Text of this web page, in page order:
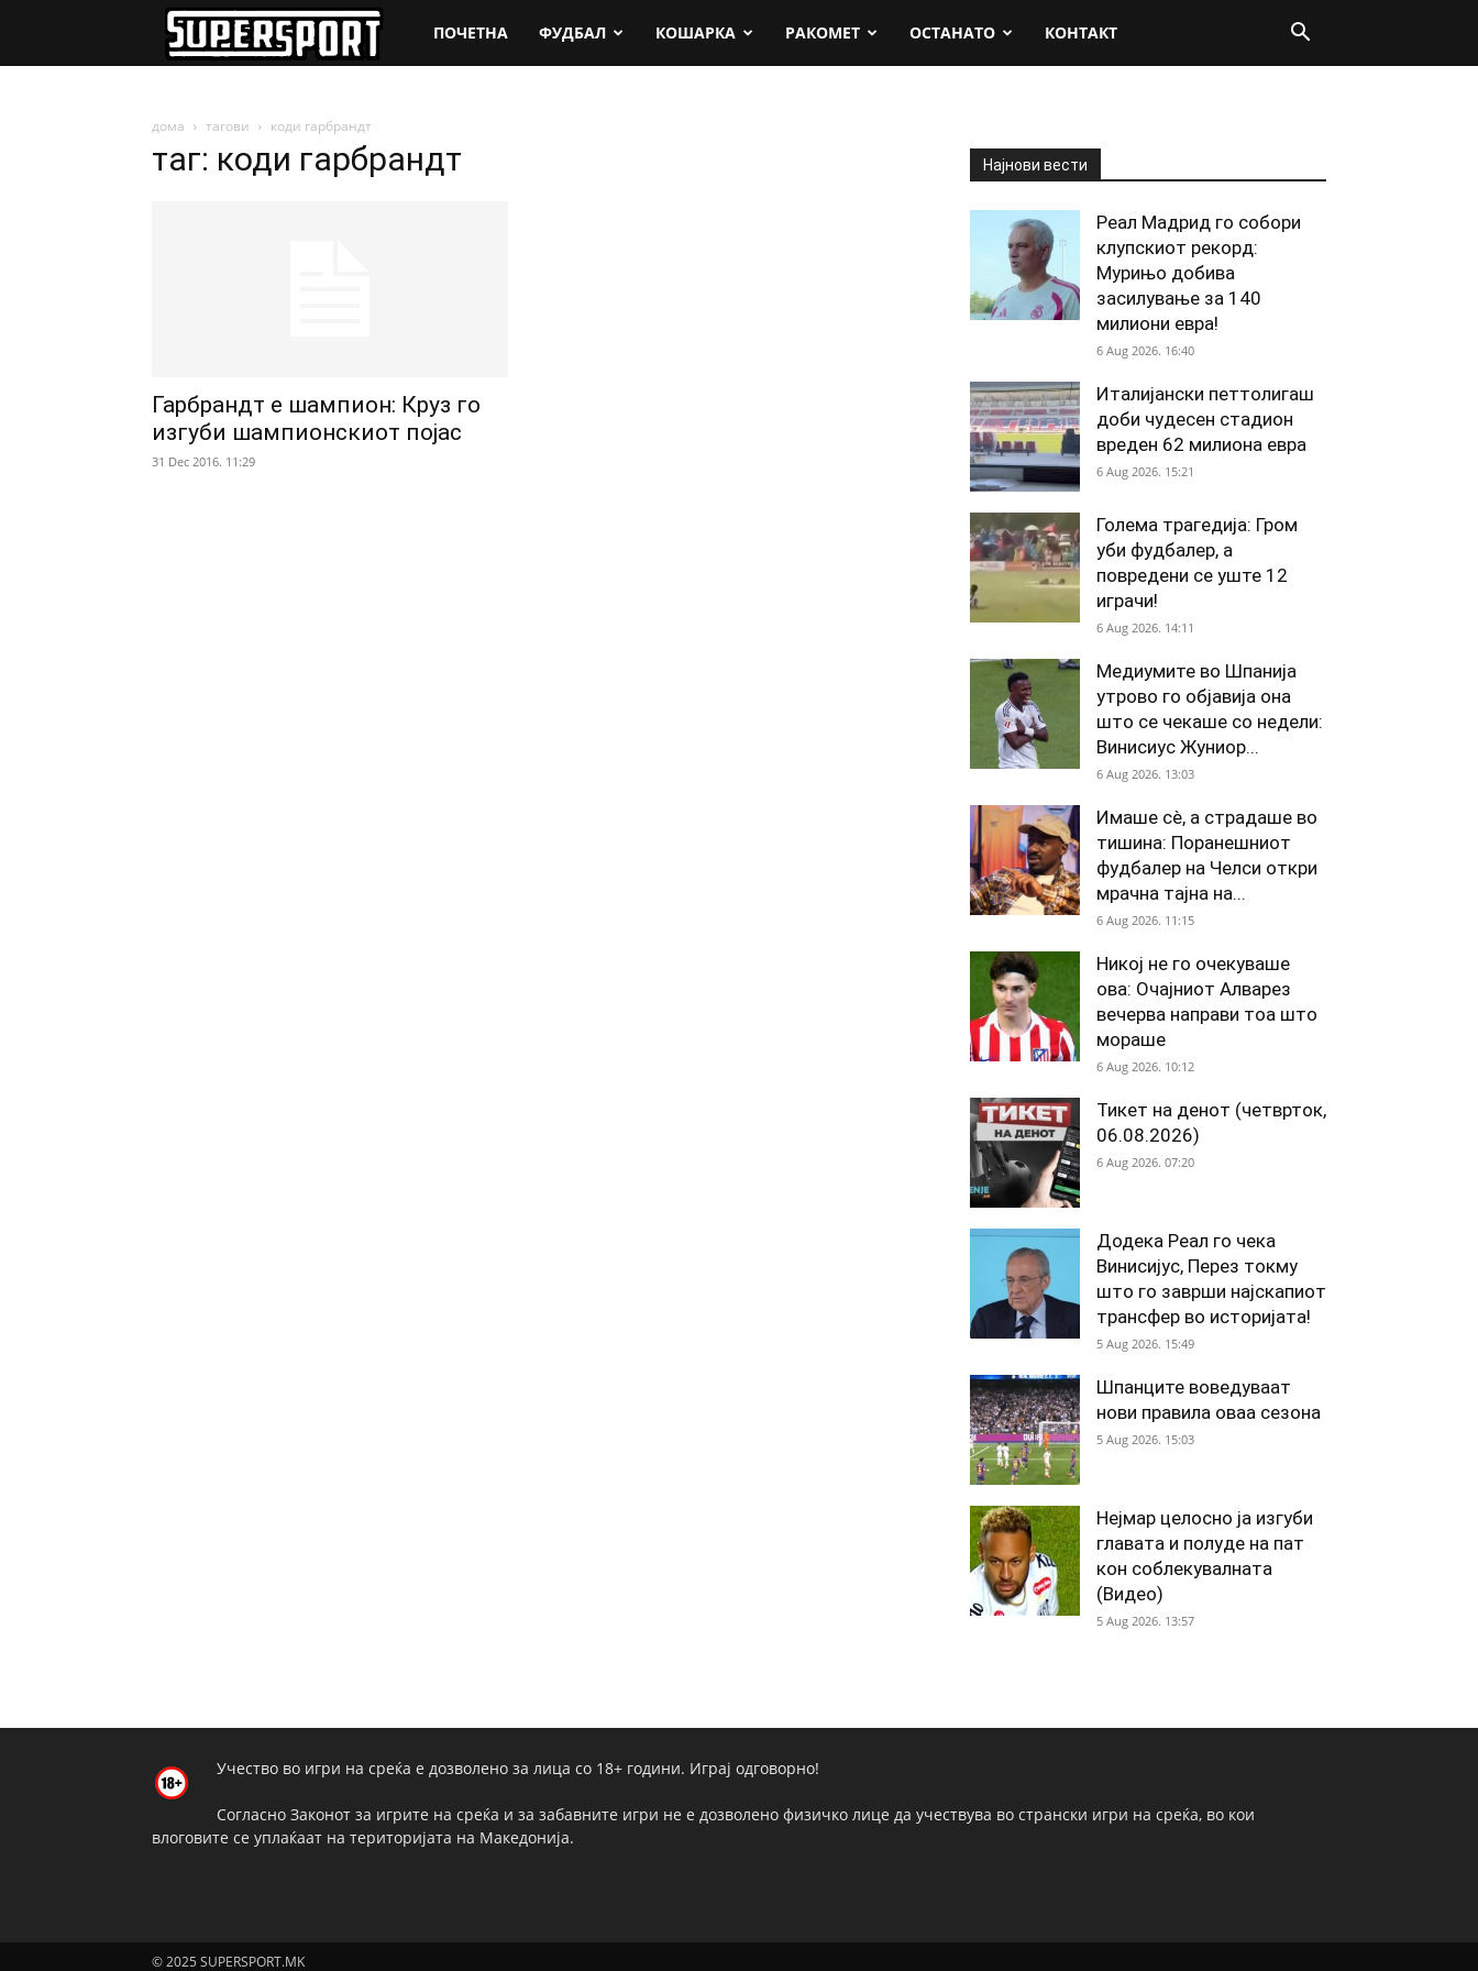
SuperSport.mk
ПОЧЕТНА ФУДБАЛ КОШАРКА РАКОМЕТ ОСТАНАТО КОНТАКТ
дома тагови коди гарбрандт
таг: коди гарбрандт
Гарбрандт е шампион: Круз го
изгуби шампионскиот појас
31 Dec 2016. 11:29
Најнови вести
Реал Мадрид го собори
клупскиот рекорд:
Мурињо добива
засилување за 140
милиони евра!
6 Aug 2026. 16:40
Италијански петтолигаш
доби чудесен стадион
вреден 62 милиона евра
6 Aug 2026. 15:21
Голема трагедија: Гром
уби фудбалер, а
повредени се уште 12
играчи!
6 Aug 2026. 14:11
Медиумите во Шпанија
утрово го објавија она
што се чекаше со недели:
Винисиус Жуниор...
6 Aug 2026. 13:03
Имаше сè, а страдаше во
тишина: Поранешниот
фудбалер на Челси откри
мрачна тајна на...
6 Aug 2026. 11:15
Никој не го очекуваше
ова: Очајниот Алварез
вечерва направи тоа што
мораше
6 Aug 2026. 10:12
Тикет на денот (четврток,
06.08.2026)
6 Aug 2026. 07:20
Додека Реал го чека
Винисијус, Перез токму
што го заврши најскапиот
трансфер во историјата!
5 Aug 2026. 15:49
Шпанците воведуваат
нови правила оваа сезона
5 Aug 2026. 15:03
Нејмар целосно ја изгуби
главата и полуде на пат
кон соблекувалната
(Видео)
5 Aug 2026. 13:57
Учество во игри на среќа е дозволено за лица со 18+ години. Играј одговорно!
Согласно Законот за игрите на среќа и за забавните игри не е дозволено физичко лице да учествува во странски игри на среќа, во кои
влоговите се уплаќаат на територијата на Македонија.
© 2025 SUPERSPORT.MK